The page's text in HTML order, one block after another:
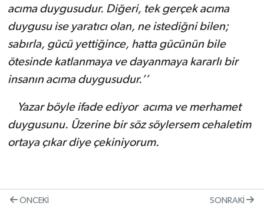
acıma duygusudur. Diğeri, tek gerçek acıma
duygusu ise yaratıcı olan, ne istediğni bilen;
sabırla, gücü yettiğince, hatta gücünün bile
ötesinde katlanmaya ve dayanmaya kararlı bir
insanın acıma duygusudur.’’
Yazar böyle ifade ediyor acıma ve merhamet
duygusunu. Üzerine bir söz söylersem cehaletim
ortaya çıkar diye çekiniyorum.
ÖNCEKI SONRAKI